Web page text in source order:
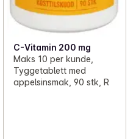
C-Vitamin 200 mg
Maks 10 per kunde,
Tyggetablett med
appelsinsmak, 90 stk, R